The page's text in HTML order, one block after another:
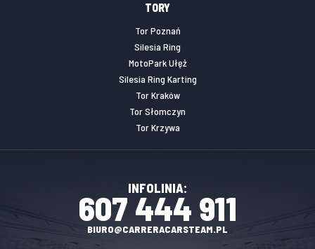
TORY
Tor Poznań
Silesia Ring
MotoPark Ułęż
Silesia Ring Karting
Tor Kraków
Tor Słomczyn
Tor Krzywa
INFOLINIA:
607 444 911
BIURO@CARRERACARSTEAM.PL